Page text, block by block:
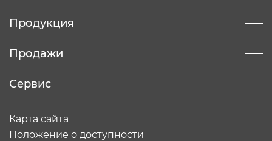
Продукция
Продажи
Сервис
Карта сайта
Положение о доступности